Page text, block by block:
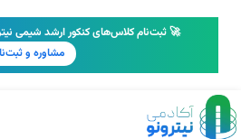
🚀 ثبت‌نام کلاس‌های کنکور ارشد شیمی
مشاوره و